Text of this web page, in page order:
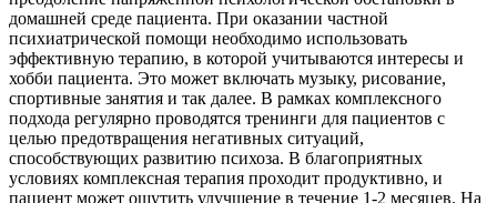
домашней среде пациента. При оказании частной
психиатрической помощи необходимо использовать
эффективную терапию, в которой учитываются интересы и
хобби пациента. Это может включать музыку, рисование,
спортивные занятия и так далее. В рамках комплексного
подхода регулярно проводятся тренинги для пациентов с
целью предотвращения негативных ситуаций,
способствующих развитию психоза. В благоприятных
условиях комплексная терапия проходит продуктивно, и
пациент может ощутить улучшение в течение 1-2 месяцев. На